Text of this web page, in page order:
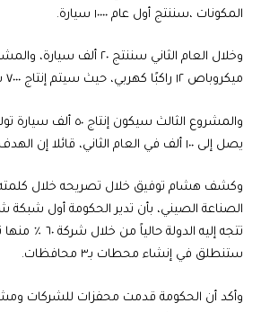
المكونات ،سننتج أول عام ١٠٠٠٠ سيارة.
وخلال العام الثاني سننتج ٢٠
ميكروباص ١٢ راكبًا كهربي، حيث سيتم إنتاج ٧٠٠٠ سيارة.
والمشروع الثالث سيكون
يصل إلى ١٠٠ ألف في العام الثاني، قائلا إن الهدف هو تجميع السيارات.
وكشف هشام توفيق خلال تصريحه خلال كلمته،
الصناعة الصيني، بأن تدير الحكومة أول شبكة
تتجه إليه الدولة
ستنطلق في إنشاء محطات بـ٣ محافظات.
وأكد أن الحكومة قدمت محفزات للشركات